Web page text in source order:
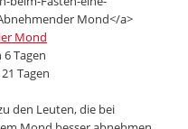
Mond
Tagen
Tagen
den Leuten, die bei